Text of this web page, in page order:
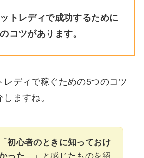
トレディで成功するために
コツがあります。
レディで稼ぐための5つのコツ
ますね。
初心者のときに知っておけ
った… 」と感じたものを紹